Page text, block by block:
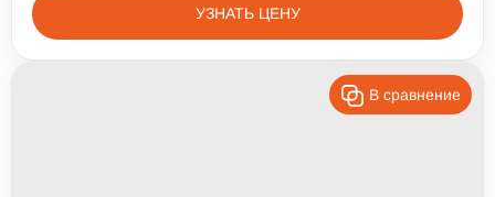
УЗНАТЬ ЦЕНУ
В сравнение